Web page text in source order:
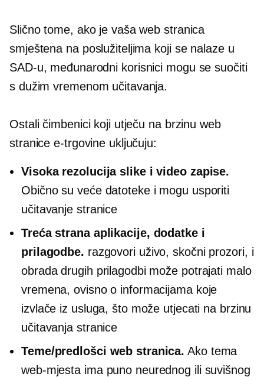
Slično tome, ako je vaša web stranica
smještena na poslužiteljima koji se nalaze u
SAD-u, međunarodni korisnici mogu se suočiti
s dužim vremenom učitavanja.
Ostali čimbenici koji utječu na brzinu web
stranice e-trgovine uključuju:
Visoka rezolucijaslike i video zapise.
Obično su veće datoteke i mogu usporiti
učitavanje stranice
Treća stranaaplikacije, dodatke i
prilagodbe. razgovori uživo,skočni prozori, i
obrada drugih prilagodbi može potrajati malo
vremena, ovisno o informacijama koje
izvlače iz usluga, što može utjecati na brzinu
učitavanja stranice
Teme/predlošci web stranica. Ako tema
web-mjesta ima puno neurednog ili suvišnog